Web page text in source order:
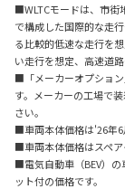
■WLTCモードは、市街
で構成した国際的な走
る比較的低速な走行を
い走行を想定、高速道
■「メーカーオプショ
す。メーカーの工場で
さい。
■車両本体価格は'26年6
■車両本体価格はスペア
■電気自動車（BEV）
ット付の価格です。